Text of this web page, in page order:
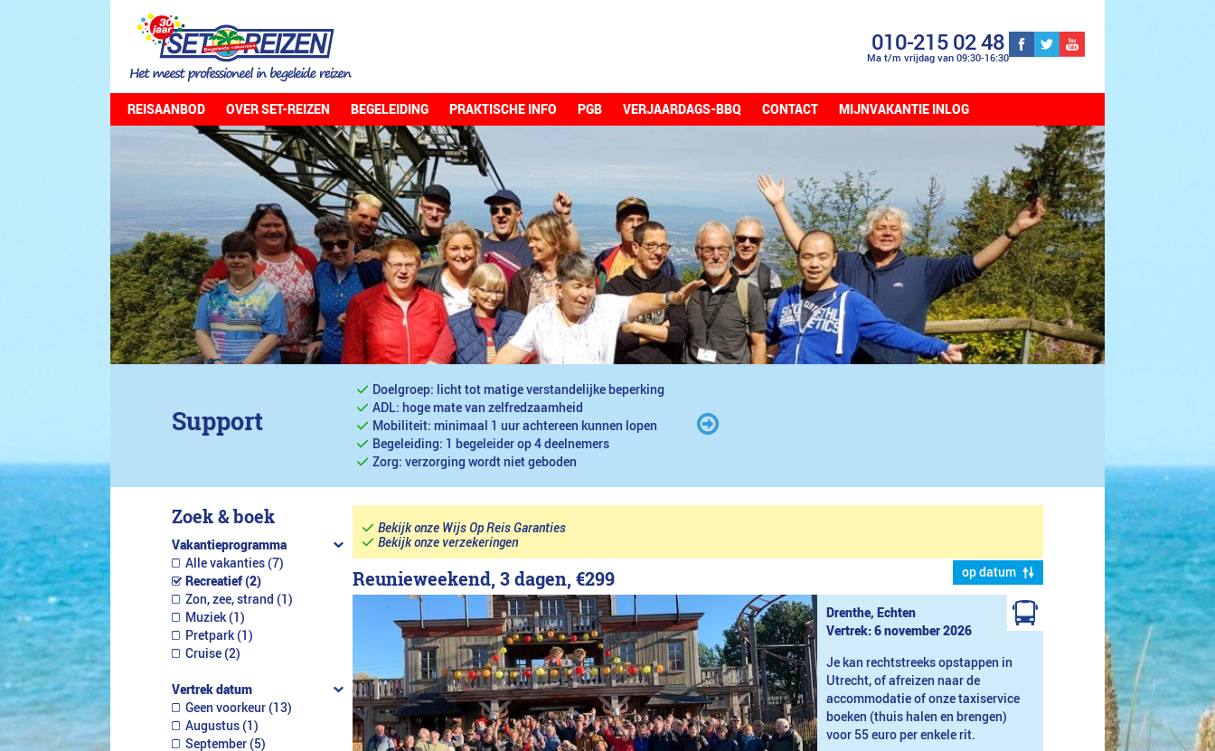
010-215 02 48
Ma t/m vrijdag van 09:30-16:30
REISAANBOD OVER SET-REIZEN BEGELEIDING PRAKTISCHE INFO PGB VERJAARDAGS-BBQ CONTACT MIJNVAKANTIE INLOG
Support
Doelgroep: licht tot matige verstandelijke beperking
ADL: hoge mate van zelfredzaamheid
Mobiliteit: minimaal 1 uur achtereen kunnen lopen
Begeleiding: 1 begeleider op 4 deelnemers
Zorg: verzorging wordt niet geboden
Zoek & boek
Vakantieprogramma
Alle vakanties (7)
Recreatief (2)
Zon, zee, strand (1)
Muziek (1)
Pretpark (1)
Cruise (2)
Vertrek datum
Geen voorkeur (13)
Augustus (1)
September (5)
Bekijk onze Wijs Op Reis Garanties
Bekijk onze verzekeringen
op datum
Reunieweekend, 3 dagen, €299
Drenthe, Echten
Vertrek: 6 november 2026
Je kan rechtstreeks opstappen in
Utrecht, of afreizen naar de
accommodatie of onze taxiservice
boeken (thuis halen en brengen)
voor 55 euro per enkele rit.